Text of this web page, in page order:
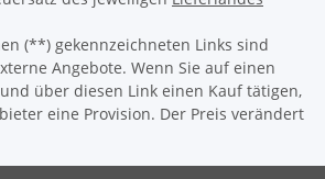
(**) gekennzeichneten Links sind
Angebote. Wenn Sie auf einen
über diesen Link einen Kauf tätigen,
eine Provision. Der Preis verändert